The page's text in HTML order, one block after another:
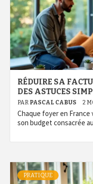
RÉDUIRE SA
DES ASTUCES
PAR PASCAL CABUS 2
Chaque foyer en
son budget consacrée
PRATIQUE